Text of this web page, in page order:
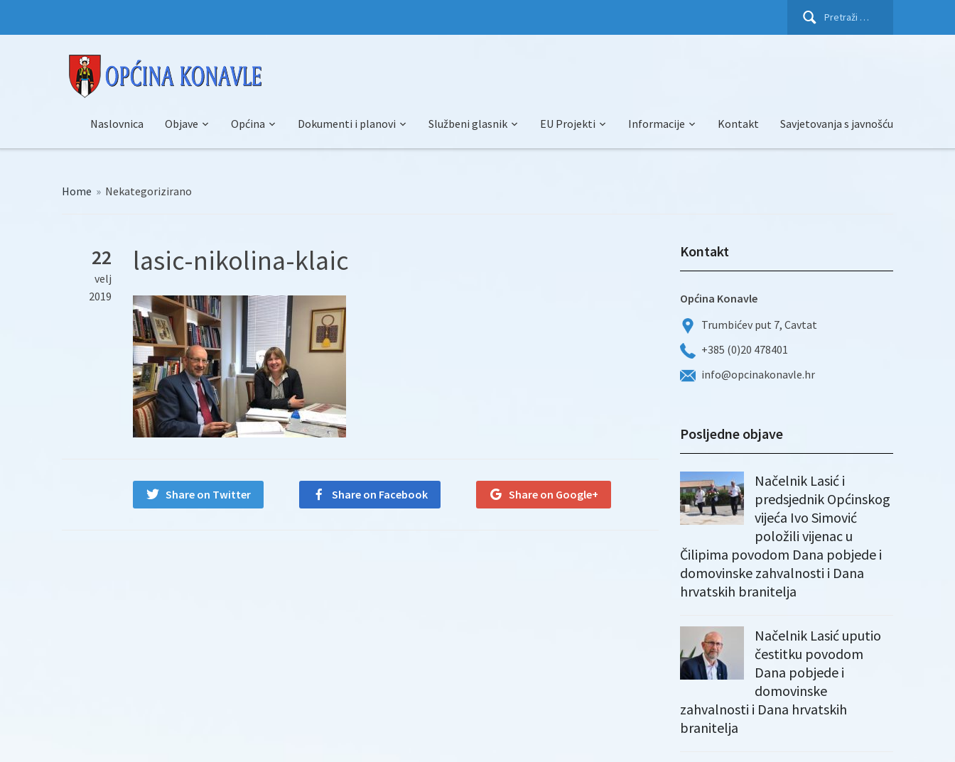
Pretraži:
Naslovnica Objave Općina Dokumenti i planovi Službeni glasnik EU Projekti Informacije Kontakt Savjetovanja s javnošću
Home » Nekategorizirano
22
velj
2019
lasic-nikolina-klaic
Share on Twitter Share on Facebook Share on Google+
Kontakt
Općina Konavle
Trumbićev put 7, Cavtat
+385 (0)20 478401
info@opcinakonavle.hr
Posljedne objave
Načelnik Lasić i
predsjednik Općinskog
vijeća Ivo Simović
položili vijenac u
Čilipima povodom Dana pobjede i
domovinske zahvalnosti i Dana
hrvatskih branitelja
Načelnik Lasić uputio
čestitku povodom
Dana pobjede i
domovinske
zahvalnosti i Dana hrvatskih
branitelja